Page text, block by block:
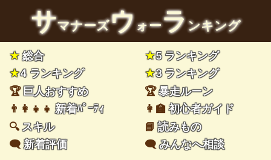
サマナーズウォーランキング
★総合 ★5 ランキング
★4 ランキング ★3 ランキング
🏆巨人おすすめ 🏆暴走ルーン
👨‍👩‍👧‍👧新着ﾊﾟｰﾃｨ 👩‍🏫初心者ガイド
🔍スキル 📘読みもの
🗨️新着評価 🗨️みんなへ相談